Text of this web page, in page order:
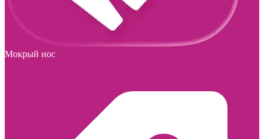
Мокрый нос